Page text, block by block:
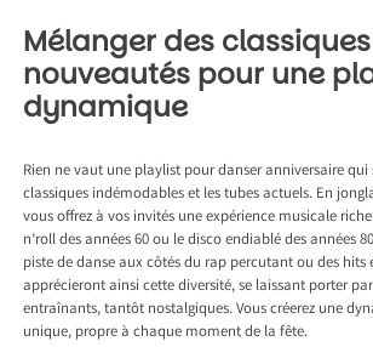
Mélanger des
nouveautés pour une
dynamique
Rien ne vaut une playlist pour danser anniversaire
classiques indémodables et les tubes actuels. En
vous offrez à vos invités une expérience musicale
n’roll des années 60 ou le disco endiablé des années
piste de danse aux côtés du rap percutant ou des hits
apprécieront ainsi cette diversité, se laissant porter
entraînants, tantôt nostalgiques. Vous créerez une
unique, propre à chaque moment de la fête.